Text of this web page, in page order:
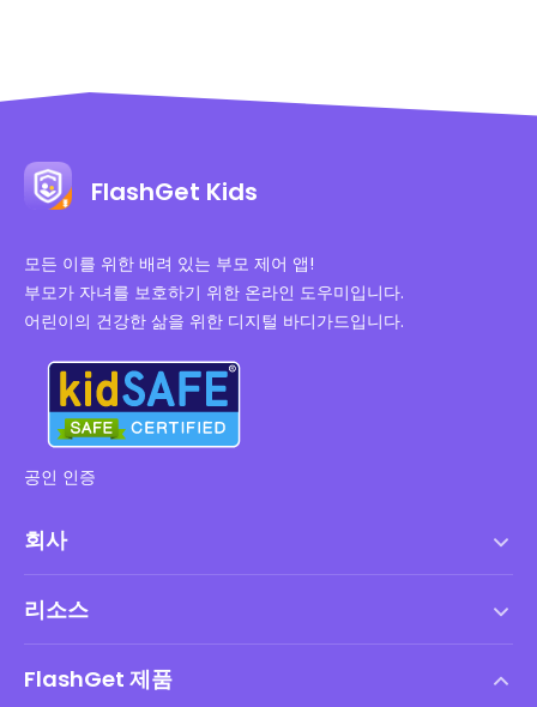
FlashGet Kids
모든 이를 위한 배려 있는 부모 제어 앱!
부모가 자녀를 보호하기 위한 온라인 도우미입니다.
어린이의 건강한 삶을 위한 디지털 바디가드입니다.
공인 인증
회사
DMCA 정책
리소스
FlashGet 제품